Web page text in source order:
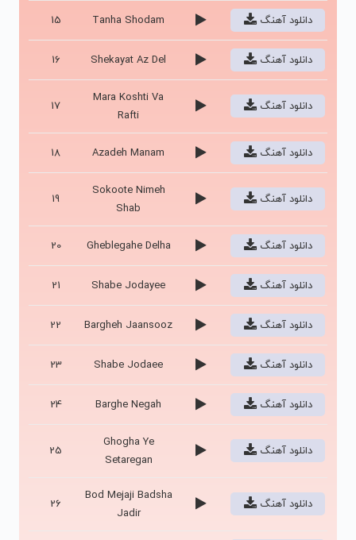
15 Tanha Shodam دانلود آهنگ
16 Shekayat Az Del دانلود آهنگ
17
Mara Koshti Va
Rafti
دانلود آهنگ
18 Azadeh Manam دانلود آهنگ
19
Sokoote Nimeh
Shab
دانلود آهنگ
20 Gheblegahe Delha دانلود آهنگ
21 Shabe Jodayee دانلود آهنگ
22 Bargheh Jaansooz دانلود آهنگ
23 Shabe Jodaee دانلود آهنگ
24 Barghe Negah دانلود آهنگ
25
Ghogha Ye
Setaregan
دانلود آهنگ
26
Bod Mejaji Badsha
Jadir
دانلود آهنگ